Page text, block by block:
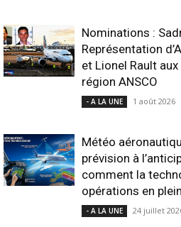
Nominations :
Représentation
et Lionel Rault
région ANSCO
- A LA UNE 1 août 2026
Météo
prévision à
comment la
opérations en
- A LA UNE 24 juillet